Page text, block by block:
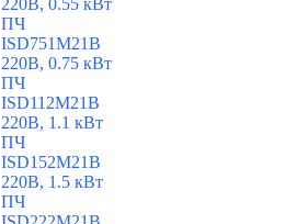
220В, 0.55 кВт
ПЧ
ISD751M21B
220В, 0.75 кВт
ПЧ
ISD112M21B
220В, 1.1 кВт
ПЧ
ISD152M21B
220В, 1.5 кВт
ПЧ